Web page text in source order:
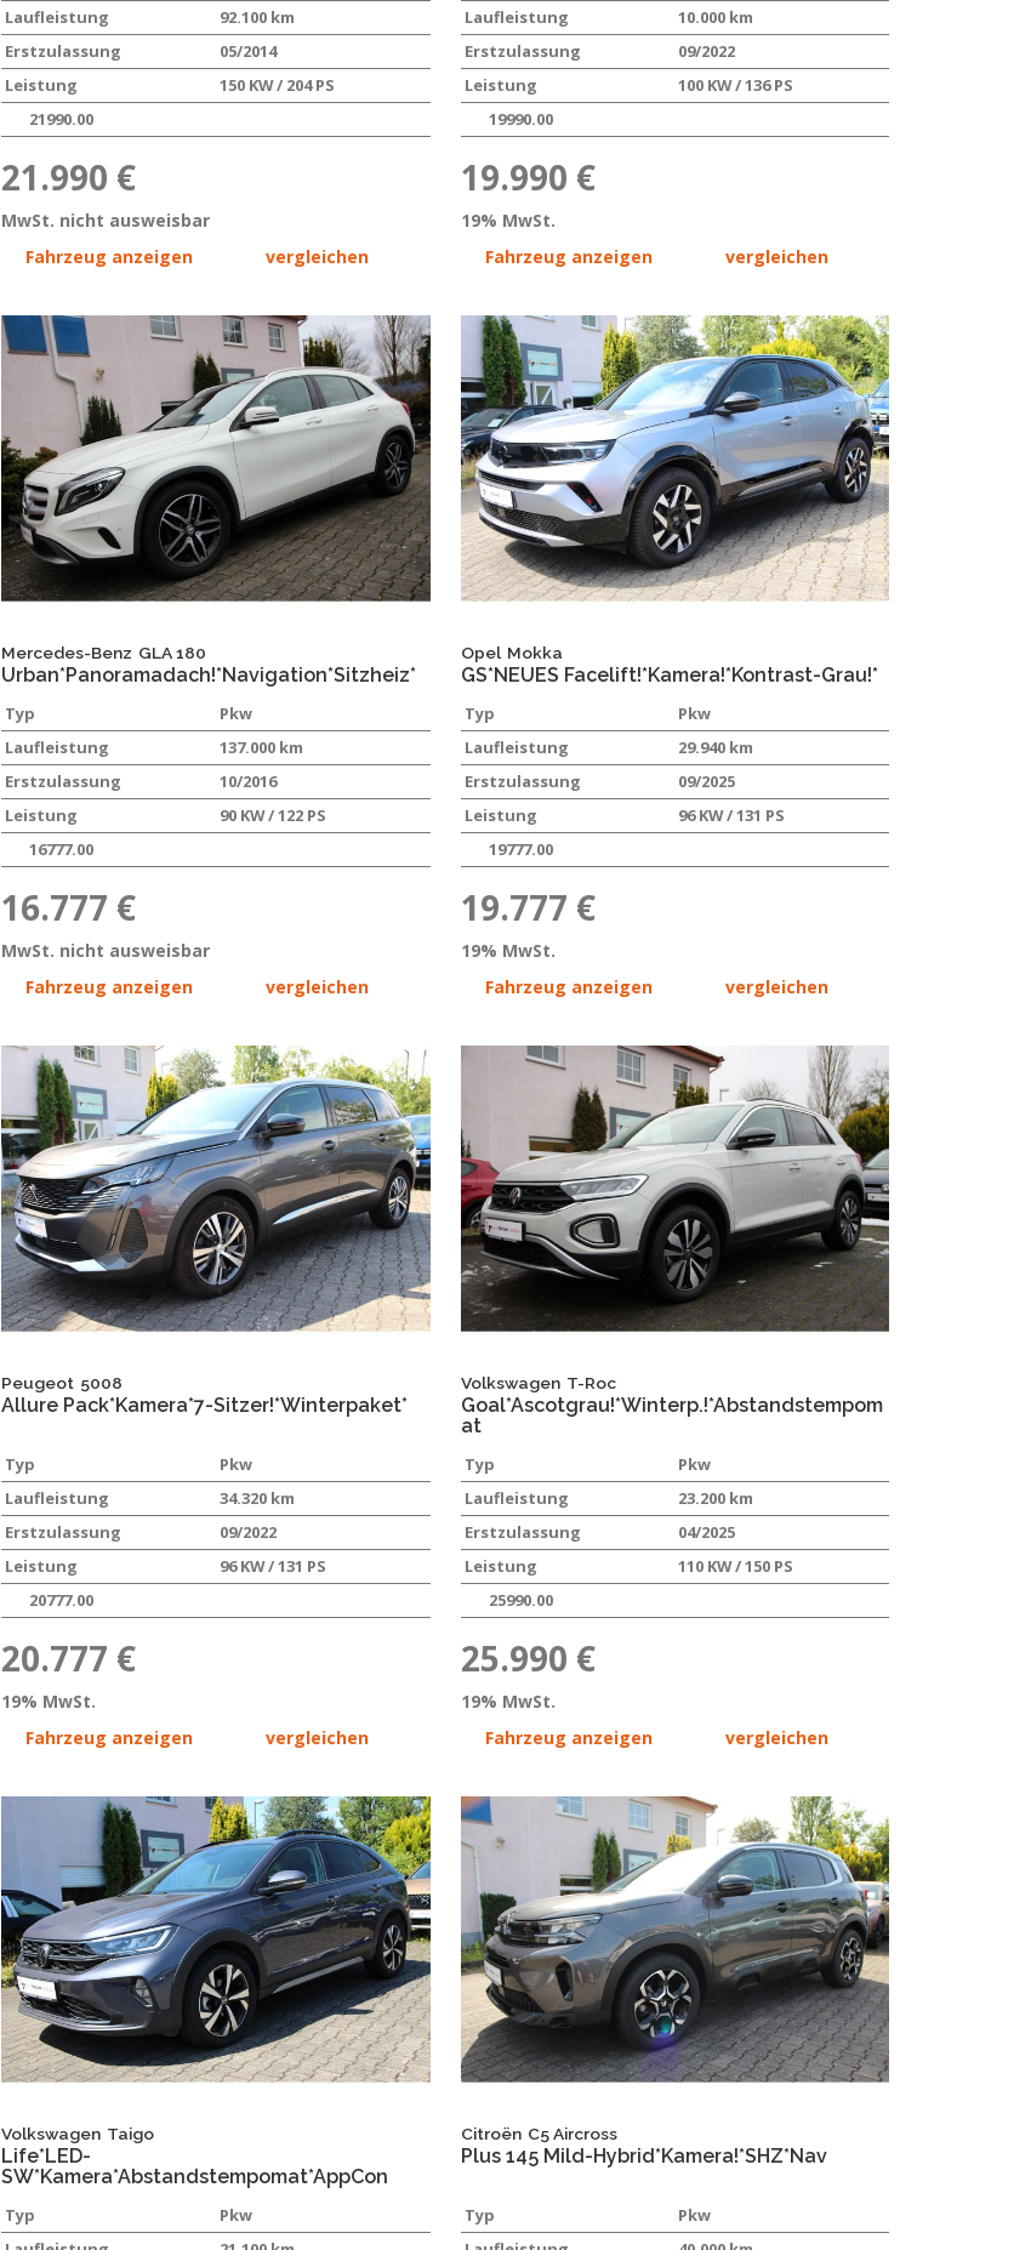
Laufleistung
92.100 km
Erstzulassung
05/2014
Leistung
150 KW / 204 PS
21990.00
21.990 €
MwSt. nicht ausweisbar
Fahrzeug anzeigen
vergleichen
Laufleistung
10.000 km
Erstzulassung
09/2022
Leistung
100 KW / 136 PS
19990.00
19.990 €
19% MwSt.
Fahrzeug anzeigen
vergleichen
Mercedes-Benz GLA 180
Urban*Panoramadach!*Navigation*Sitzheiz*
Typ
Pkw
Laufleistung
137.000 km
Erstzulassung
10/2016
Leistung
90 KW / 122 PS
16777.00
16.777 €
MwSt. nicht ausweisbar
Fahrzeug anzeigen
vergleichen
Opel Mokka
GS*NEUES Facelift!*Kamera!*Kontrast-Grau!*
Typ
Pkw
Laufleistung
29.940 km
Erstzulassung
09/2025
Leistung
96 KW / 131 PS
19777.00
19.777 €
19% MwSt.
Fahrzeug anzeigen
vergleichen
Peugeot 5008
Allure Pack*Kamera*7-Sitzer!*Winterpaket*
Typ
Pkw
Laufleistung
34.320 km
Erstzulassung
09/2022
Leistung
96 KW / 131 PS
20777.00
20.777 €
19% MwSt.
Fahrzeug anzeigen
vergleichen
Volkswagen T-Roc
Goal*Ascotgrau!*Winterp.!*Abstandstempom
at
Typ
Pkw
Laufleistung
23.200 km
Erstzulassung
04/2025
Leistung
110 KW / 150 PS
25990.00
25.990 €
19% MwSt.
Fahrzeug anzeigen
vergleichen
Volkswagen Taigo
Life*LED-
SW*Kamera*Abstandstempomat*AppCon
Typ
Pkw
Citroën C5 Aircross
Plus 145 Mild-Hybrid*Kamera!*SHZ*Nav
Typ
Pkw